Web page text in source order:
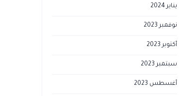
يناير 2024
نوفمبر 2023
أكتوبر 2023
سبتمبر 2023
أغسطس 2023